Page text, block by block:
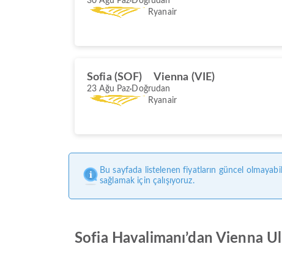
Ryanair
Sofia (SOF) Vienna (VIE)
23 Ağu Paz Doğrudan
Ryanair
Bu sayfada listelenen fiyatların güncel
sağlamak için çalışıyoruz.
Sofia Havalimanı’dan Vienna